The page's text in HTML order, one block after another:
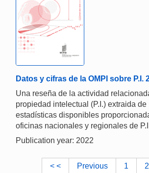
Datos y cifras de la OMPI sobre P.I.
Una reseña de la actividad
propiedad intelectual (P.I.) extraida
estadísticas disponibles
oficinas nacionales y regionales de
Publication year: 2022
< < Previous 1 2